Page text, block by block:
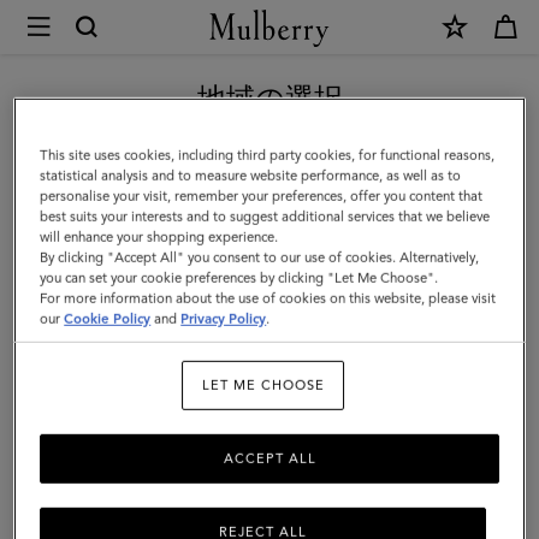
Mulberry
ア
ク
セ
サ
リ
ー
|
機能性を重視したアイテムが揃う、マルベリーのメンズファッショ
ンアクセサリーのラインナップ。実用的でありながらスタイリッシ
ュな装いを叶えるサングラス、手袋、ベルト、ベースボールキャッ
プ、バケットハットなど、優れたデザイン性を誇るアイテムをご用
意しております。
アクセサリー ウォレット スカーフ 帽子＆手袋 サン
フィルターと並び替え
地域の選択
現在日本サイトを閲覧していますが、アメリカにいることがわか
りました。
アメリカのサイトにいく
日本のサイトへ移動する
This site uses cookies, including third party cookies, for functional reasons,
statistical analysis and to measure website performance, as well as to
personalise your visit, remember your preferences, offer you content that
best suits your interests and to suggest additional services that we believe
will enhance your shopping experience.
By clicking "Accept All" you consent to our use of cookies. Alternatively,
you can set your cookie preferences by clicking "Let Me Choose".
For more information about the use of cookies on this website, please visit
ourCookie Policy and Privacy Policy.
LET ME CHOOSE
REJECT ALL
ACCEPT ALL